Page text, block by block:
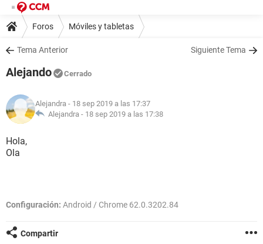
Foros Móviles y tabletas
Tema Anterior Siguiente Tema
Alejando Cerrado
Alejandra - 18 sep 2019 a las 17:37
Alejandra - 18 sep 2019 a las 17:38
Hola,
Ola
Configuración: Android / Chrome 62.0.3202.84
Compartir